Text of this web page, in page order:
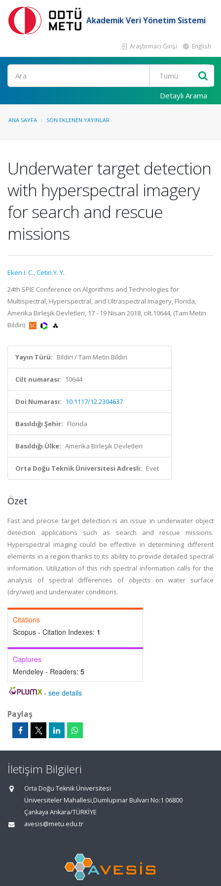
Akademik Veri Yönetim Sistemi
Araştırmacı Girişi English
Ara
Detaylı Arama
ANA SAYFA SON EKLENEN YAYINLAR
Underwater target detection
with hyperspectral imagery
for search and rescue
missions
Eken I. C.,Cetin Y. Y.
24th SPIE Conference on Algorithms and Technologies for
Multispectral, Hyperspectral, and Ultraspectral Imagery, Florida,
Amerika Birleşik Devletleri, 17 - 19 Nisan 2018, cilt.10644, (Tam Metin
Bildiri)
Yayın Türü: Bildiri / Tam Metin Bildiri
Cilt numarası: 10644
Doi Numarası: 10.1117/12.2304637
Basıldığı Şehir: Florida
Basıldığı Ülke: Amerika Birleşik Devletleri
Orta Doğu Teknik Üniversitesi Adresli: Evet
Özet
Fast and precise target detection is an issue in underwater object
detection applications such as search and rescue missions.
Hyperspectral imaging could be effective in determining different
elements in a region thanks to its ability to provide detailed spectral
information. Utilization of this rich spectral information calls for the
analysis of spectral differences of objects on water surface
(dry/wet) and underwater conditions.
Citations
Scopus - Citation Indexes: 1
Captures
Mendeley - Readers: 5
- see details
Paylaş
İletişim Bilgileri
Orta Doğu Teknik Üniversitesi
Üniversiteler Mahallesi,Dumlupınar Bulvarı No:1 06800
Çankaya Ankara/TÜRKİYE
avesis@metu.edu.tr